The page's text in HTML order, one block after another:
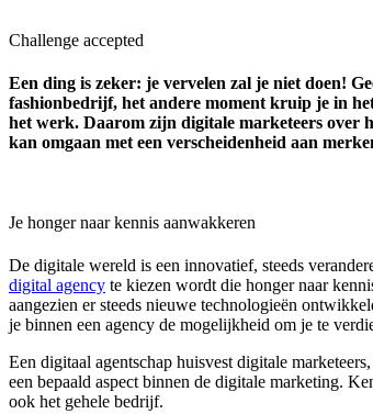
Challenge accepted
Een ding is zeker: je vervelen zal je niet doen!
fashionbedrijf, het andere moment kruip je in
het werk. Daarom zijn digitale marketeers over
kan omgaan met een verscheidenheid aan
Je honger naar kennis aanwakkeren
De digitale wereld is een innovatief, steeds
digital agency te kiezen wordt die honger naar
aangezien er steeds nieuwe technologieën
je binnen een agency de mogelijkheid om je te
Een digitaal agentschap huisvest digitale
een bepaald aspect binnen de digitale marketing.
ook het gehele bedrijf.